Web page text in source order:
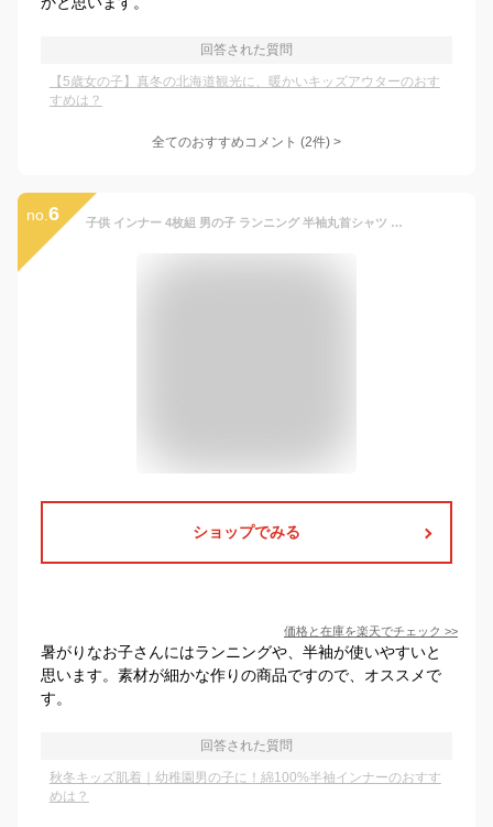
回答された質問
【5歳女の子】真冬の北海道観光に、暖かいキッズアウターのおす
すめは？
全てのおすすめコメント (2件) >
no. 6 子供 インナー 4枚組 男の子 ランニング 半袖丸首シャツ 新栄 送料無料 キッズ ランニング 半袖インナー 子供 キッズ 綿100% 下着 肌着 100 110 120 130 140 150 160 (00997)
ショップでみる
価格と在庫を楽天でチェック >>
暑がりなお子さんにはランニングや、半袖が使いやすいと
思います。素材が細かな作りの商品ですので、オススメで
す。
回答された質問
秋冬キッズ肌着｜幼稚園男の子に！綿100%半袖インナーのおすす
めは？